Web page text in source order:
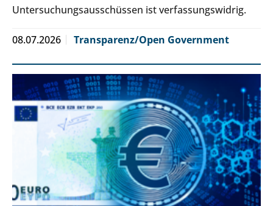
Untersuchungsausschüssen ist verfassungswidrig.
08.07.2026 Transparenz/Open Government